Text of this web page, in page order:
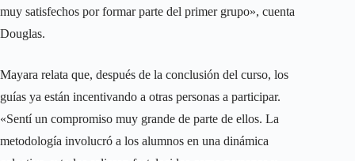
muy satisfechos por formar parte del primer grupo», cuenta
Douglas.
Mayara relata que, después de la conclusión del curso, los
guías ya están incentivando a otras personas a participar.
«Sentí un compromiso muy grande de parte de ellos. La
metodología involucró a los alumnos en una dinámica